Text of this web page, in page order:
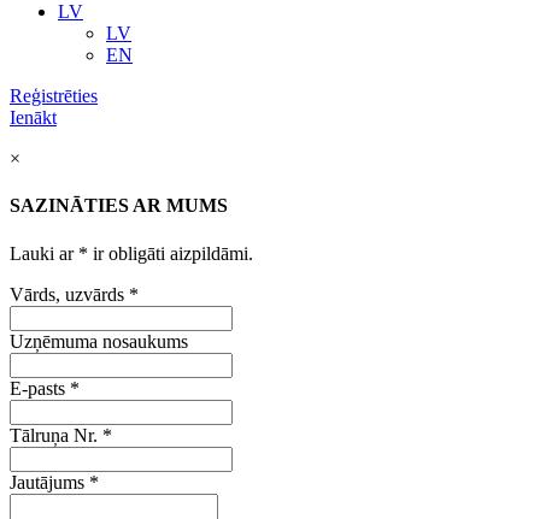
LV
LV
EN
Reģistrēties
Ienākt
×
SAZINĀTIES AR MUMS
Lauki ar * ir obligāti aizpildāmi.
Vārds, uzvārds *
Uzņēmuma nosaukums
E-pasts *
Tālruņa Nr. *
Jautājums *